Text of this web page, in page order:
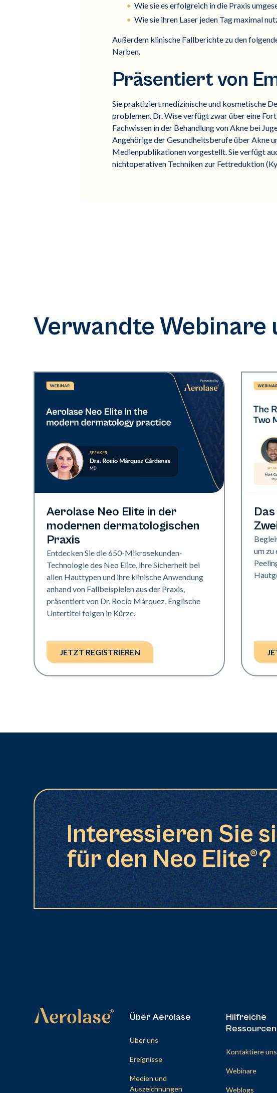
Wie sie es erfolgreich in die Praxis
Wie sie ihren Laser jeden Tag maximal
Außerdem klinische Fallberichte zu den
Narben.
Präsentiert von
Sie praktiziert medizinische und kosmetische
problemen. Dr. Wise verfügt zwar über eine
Fachwissen in der Behandlung von Akne bei
Angehörige der Gesundheitsberufe über Akne
Medienpublikationen vorgestellt. Sie verfügt
nichtoperativen Techniken zur Fettreduktion
Verwandte Webinare
Neo Elite
Aerolase Neo Elite in der
modernen dermatologischen
Praxis
Entdecken Sie die 650-Mikrosekunden-
Technologie des Neo Elite, ihre Sicherheit bei
allen Hauttypen und ihre klinische Anwendung
anhand von Fallbeispielen aus der Praxis,
präsentiert von Dr. Rocío Márquez. Englische
Untertitel folgen in Kürze.
JETZT REGISTRIEREN
Neo
um zu
Interessieren Sie
für den Neo Elite®?
Über Aerolase
Über uns
Ereignisse
Medien und
Auszeichnungen
Hilfreiche
Ressourcen
Kontaktiere uns
Webinare
Weblogs